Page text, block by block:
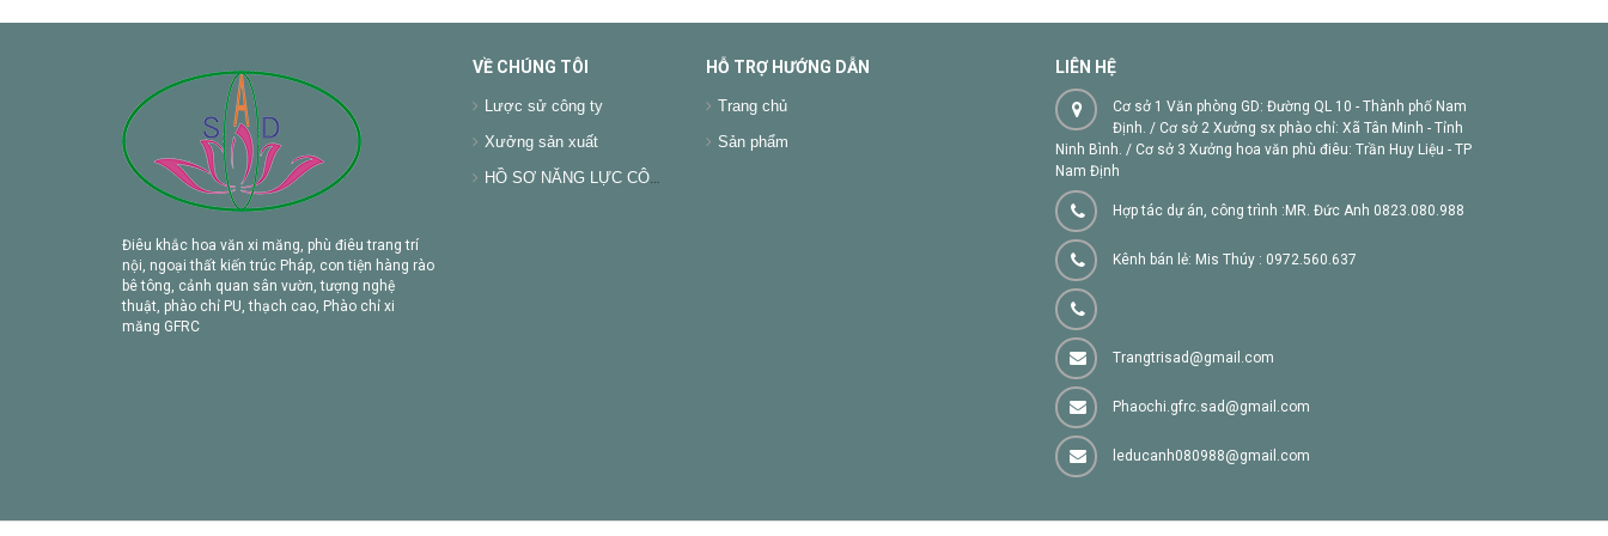
Điêu khắc hoa văn xi măng, phù điêu trang trí
nội, ngoại thất kiến trúc Pháp, con tiện hàng rào
bê tông, cảnh quan sân vườn, tượng nghệ
thuật, phào chỉ PU, thạch cao, Phào chỉ xi
măng GFRC
VỀ CHÚNG TÔI
Lược sử công ty
Xưởng sản xuất
HỒ SƠ NĂNG LỰC CÔNG TY
HỖ TRỢ HƯỚNG DẪN
Trang chủ
Sản phẩm
LIÊN HỆ
Cơ sở 1 Văn phòng GD: Đường QL 10 - Thành phố Nam
Định. / Cơ sở 2 Xưởng sx phào chỉ: Xã Tân Minh - Tỉnh
Ninh Bình. / Cơ sở 3 Xưởng hoa văn phù điêu: Trần Huy Liệu - TP
Nam Định
Hợp tác dự án, công trình :MR. Đức Anh 0823.080.988
Kênh bán lẻ: Mis Thúy : 0972.560.637
Trangtrisad@gmail.com
Phaochi.gfrc.sad@gmail.com
leducanh080988@gmail.com